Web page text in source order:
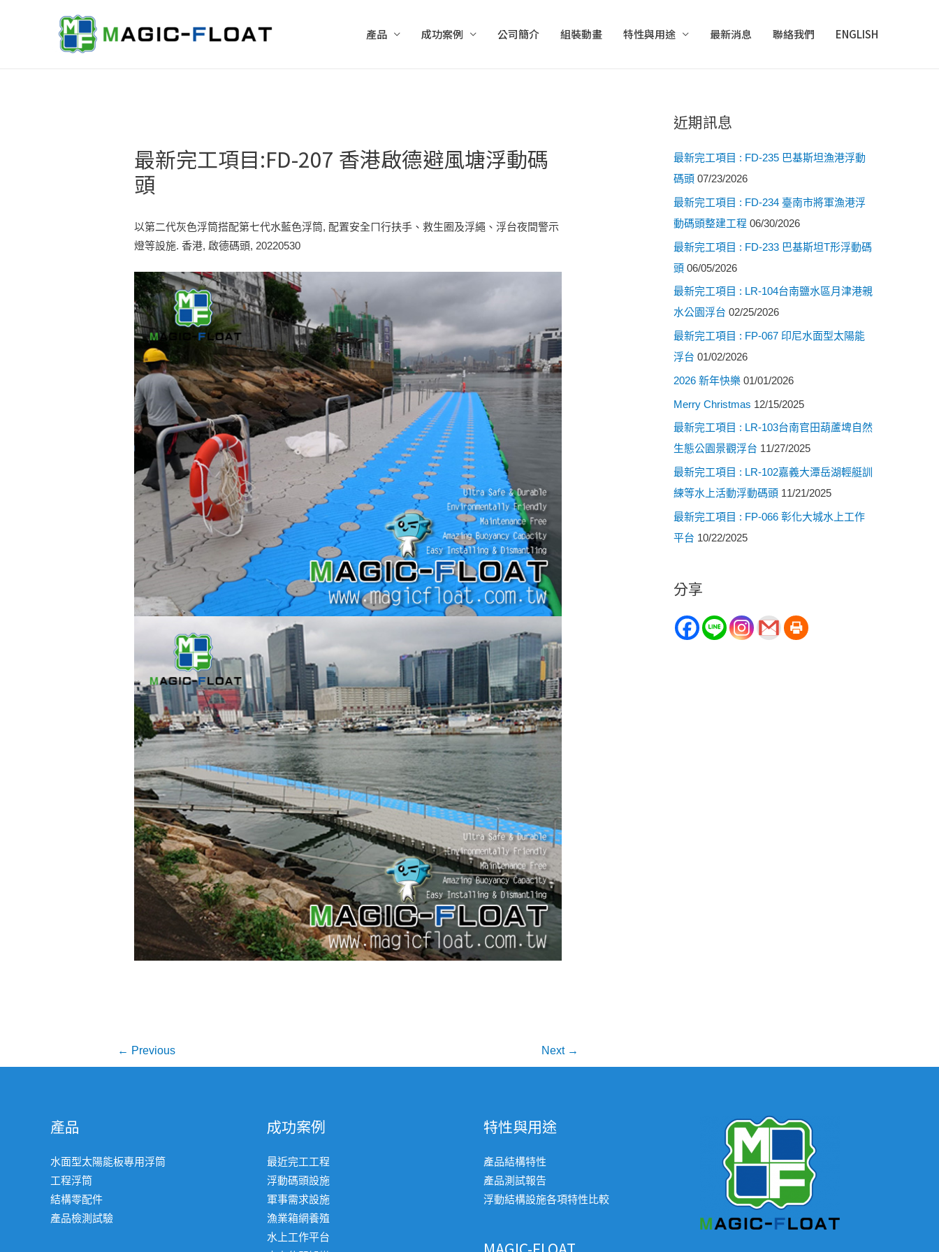
產品 成功案例 公司簡介 組裝動畫 特性與用途 最新消息 聯絡我們 ENGLISH
最新完工項目:FD-207 香港啟德避風塘浮動碼
頭
以第二代灰色浮筒搭配第七代水藍色浮筒, 配置安全ㄇ行扶手、救生圈及浮繩、浮台夜間警示
燈等設施. 香港, 啟德碼頭, 20220530
章
← Previous Next →
近期訊息
最新完工項目 : FD-235 巴基斯坦漁港浮動
碼頭 07/23/2026
最新完工項目 : FD-234 臺南市將軍漁港浮
動碼頭整建工程 06/30/2026
最新完工項目 : FD-233 巴基斯坦T形浮動碼
頭 06/05/2026
最新完工項目 : LR-104台南鹽水區月津港親
水公園浮台 02/25/2026
最新完工項目 : FP-067 印尼水面型太陽能
浮台 01/02/2026
2026 新年快樂 01/01/2026
Merry Christmas 12/15/2025
最新完工項目 : LR-103台南官田葫蘆埤自然
生態公園景觀浮台 11/27/2025
最新完工項目 : LR-102嘉義大潭岳湖輕艇訓
練等水上活動浮動碼頭 11/21/2025
最新完工項目 : FP-066 彰化大城水上工作
平台 10/22/2025
分享
產品
水面型太陽能板專用浮筒
工程浮筒
結構零配件
產品檢測試驗
成功案例
最近完工工程
浮動碼頭設施
軍事需求設施
漁業箱網養殖
水上工作平台
特性與用途
產品結構特性
產品測試報告
浮動結構設施各項特性比較